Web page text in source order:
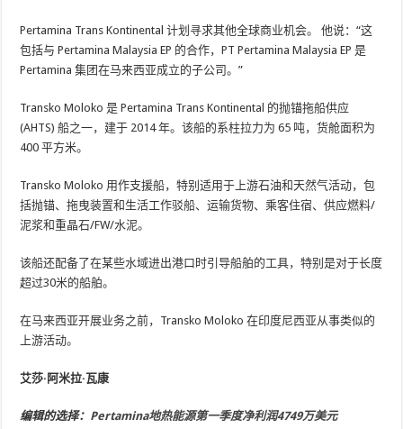
Pertamina Trans Kontinental 计划寻求其他全球商业机会。 他说：“这
包括与 Pertamina Malaysia EP 的合作，PT Pertamina Malaysia EP 是
Pertamina 集团在马来西亚成立的子公司。”
Transko Moloko 是 Pertamina Trans Kontinental 的抛锚拖船供应
(AHTS) 船之一，建于 2014 年。该船的系柱拉力为 65 吨，货舱面积为
400 平方米。
Transko Moloko 用作支援船，特别适用于上游石油和天然气活动，包
括抛锚、拖曳装置和生活工作驳船、运输货物、乘客住宿、供应燃料/
泥浆和重晶石/FW/水泥。
该船还配备了在某些水域进出港口时引导船舶的工具，特别是对于长度
超过30米的船舶。
在马来西亚开展业务之前，Transko Moloko 在印度尼西亚从事类似的
上游活动。
艾莎·阿米拉·瓦康
编辑的选择： Pertamina地热能源第一季度净利润4749万美元